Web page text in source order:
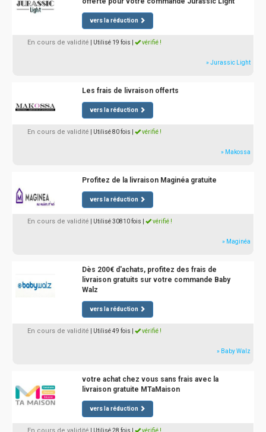
vers la réduction
En cours de validité | Utilisé 19 fois vérifié !
» Jurassic Light
Les frais de livraison offerts
vers la réduction
En cours de validité | Utilisé 80 fois vérifié !
» Makossa
Profitez de la livraison Maginéa gratuite
vers la réduction
En cours de validité | Utilisé 30810 fois vérifié !
» Maginéa
Dès 200€ d'achats, profitez des frais de
livraison gratuits sur votre commande Baby
Walz
vers la réduction
En cours de validité | Utilisé 49 fois vérifié !
» Baby Walz
votre achat chez vous sans frais avec la
livraison gratuite MTaMaison
vers la réduction
| Utilisé 28 fois vérifié !